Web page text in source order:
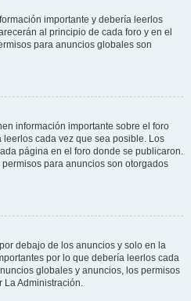
importante y debería leerlos
al principio de cada foro y en el
para anuncios globales son
información importante sobre el foro
cada vez que sea posible. Los
página en el foro donde se publicaron.
para anuncios son otorgados
debajo de los anuncios y solo en la
por lo que debería leerlos cada
globales y anuncios, los permisos
La Administración.